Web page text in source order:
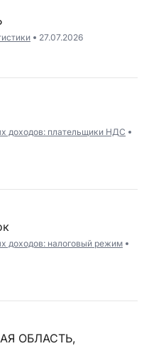
27.07.2026
доходов: плательщики НДС
доходов: налоговый режим
ОБЛАСТЬ,